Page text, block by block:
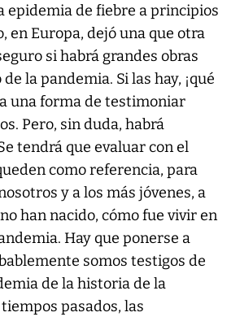
epidemia de fiebre a principios
en Europa, dejó una que otra
si habrá grandes obras
la pandemia. Si las hay, ¡qué
una forma de testimoniar
Pero, sin duda, habrá
tendrá que evaluar con el
como referencia, para
y a los más jóvenes, a
han nacido, cómo fue vivir en
Hay que ponerse a
somos testigos de
de la historia de la
pasados, las